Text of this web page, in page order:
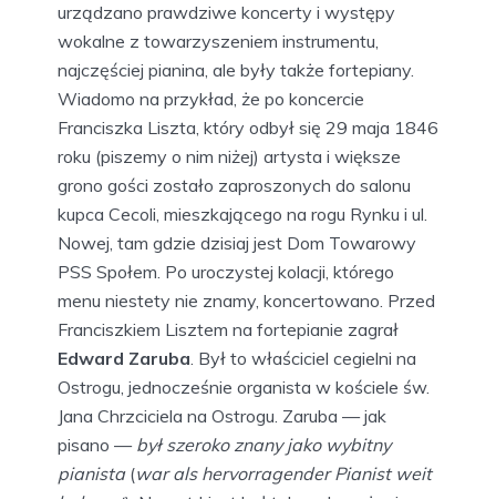
urządzano prawdziwe koncerty i występy
wokalne z towarzyszeniem instrumentu,
najczęściej pianina, ale były także fortepiany.
Wiadomo na przykład, że po koncercie
Franciszka Liszta, który odbył się 29 maja 1846
roku (piszemy o nim niżej) artysta i większe
grono gości zostało zaproszonych do salonu
kupca Cecoli, mieszkającego na rogu Rynku i ul.
Nowej, tam gdzie dzisiaj jest Dom Towarowy
PSS Społem. Po uroczystej kolacji, którego
menu niestety nie znamy, koncertowano. Przed
Franciszkiem Lisztem na fortepianie zagrał
Edward Zaruba. Był to właściciel cegielni na
Ostrogu, jednocześnie organista w kościele św.
Jana Chrzciciela na Ostrogu. Zaruba — jak
pisano — był szeroko znany jako wybitny
pianista(war als hervorragender Pianist weit